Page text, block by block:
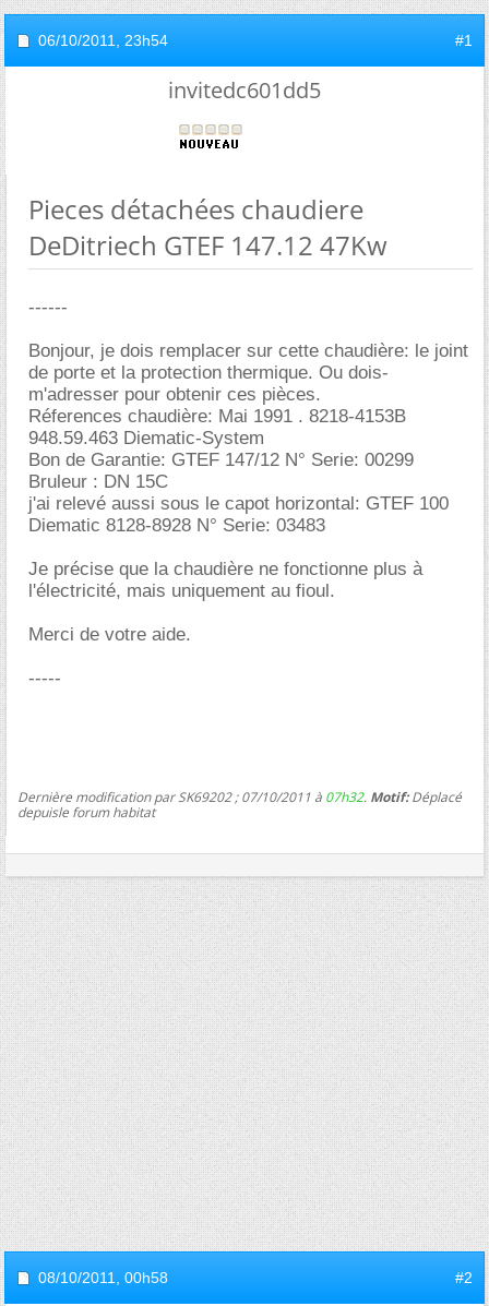
06/10/2011, 23h54 #1
invitedc601dd5
Pieces détachées chaudiere
DeDitriech GTEF 147.12 47Kw
------
Bonjour, je dois remplacer sur cette chaudière: le joint
de porte et la protection thermique. Ou dois-
m'adresser pour obtenir ces pièces.
Réferences chaudière: Mai 1991 . 8218-4153B
948.59.463 Diematic-System
Bon de Garantie: GTEF 147/12 N° Serie: 00299
Bruleur : DN 15C
j'ai relevé aussi sous le capot horizontal: GTEF 100
Diematic 8128-8928 N° Serie: 03483
Je précise que la chaudière ne fonctionne plus à
l'électricité, mais uniquement au fioul.
Merci de votre aide.
-----
Dernière modification par SK69202 ; 07/10/2011 à 07h32. Motif:Déplacé
depuisle forum habitat
08/10/2011, 00h58 #2